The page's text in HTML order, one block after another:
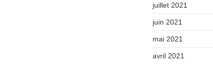
juillet 2021
juin 2021
mai 2021
avril 2021